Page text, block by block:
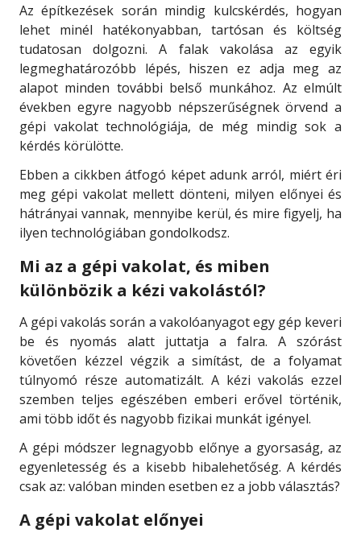
Az építkezések során mindig kulcskérdés, hogyan
lehet minél hatékonyabban, tartósan és költség
tudatosan dolgozni. A falak vakolása az egyik
legmeghatározóbb lépés, hiszen ez adja meg az
alapot minden további belső munkához. Az elmúlt
években egyre nagyobb népszerűségnek örvend a
gépi vakolat technológiája, de még mindig sok a
kérdés körülötte.
Ebben a cikkben átfogó képet adunk arról, miért éri
meg gépi vakolat mellett dönteni, milyen előnyei és
hátrányai vannak, mennyibe kerül, és mire figyelj, ha
ilyen technológiában gondolkodsz.
Mi az a gépi vakolat, és miben
különbözik a kézi vakolástól?
A gépi vakolás során a vakolóanyagot egy gép keveri
be és nyomás alatt juttatja a falra. A szórást
követően kézzel végzik a simítást, de a folyamat
túlnyomó része automatizált. A kézi vakolás ezzel
szemben teljes egészében emberi erővel történik,
ami több időt és nagyobb fizikai munkát igényel.
A gépi módszer legnagyobb előnye a gyorsaság, az
egyenletesség és a kisebb hibalehetőség. A kérdés
csak az: valóban minden esetben ez a jobb választás?
A gépi vakolat előnyei